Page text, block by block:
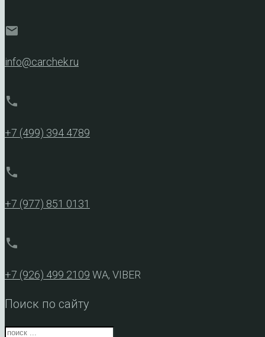
mail
info@carchek.ru
phone
+7 (499) 394 4789
phone
+7 (977) 851 0131
phone
+7 (926) 499 2109 WA, VIBER
Поиск по сайту